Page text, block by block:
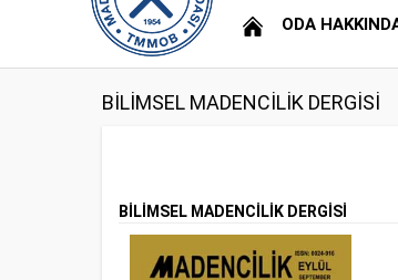
ODA
BİLİMSEL MADENCİLİK DERGİSİ
BİLİMSEL MADENCİLİK DERGİSİ